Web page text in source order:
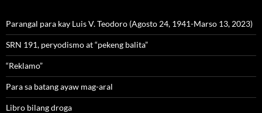
Parangal para kay Luis V. Teodoro (Agosto 24, 1941-Marso 13, 2023)
SRN 191, peryodismo at “pekeng balita”
“Reklamo”
Para sa batang ayaw mag-aral
Libro bilang droga